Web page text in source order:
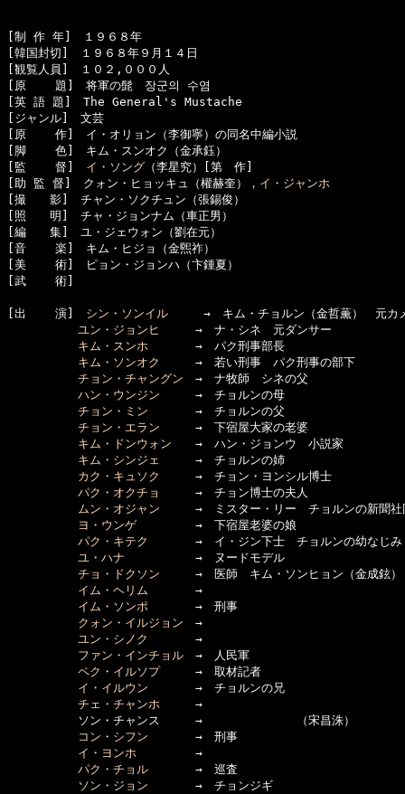
[制 作 年]　１９６８年
[韓国封切]　１９６８年９月１４日
[観覧人員]　１０２,０００人
[原    題]　将軍の髭　장군의 수염
[英 語 題]　The General's Mustache
[ジャンル]　文芸
[原    作]　イ・オリョン（李御寧）の同名中編小説
[脚    色]　キム・スンオク（金承鈺）
[監    督] イ・ソング （李星究）[第　作]
[助 監 督]　クォン・ヒョッキュ（權赫奎）， イ・ジャンホ
[撮　　影]　チャン・ソクチュン（張錫俊）
[照　　明]　チャ・ジョンナム（車正男）
[編　　集]　ユ・ジェウォン（劉在元）
[音    楽]　キム・ヒジョ（金煕祚）
[美    術]　ピョン・ジョンハ（卞鍾夏）
[武    術]
[出    演] シン・ソンイル →　キム・チョルン（金哲薫）　元カ
ユン・ジョンヒ
→　ナ・シネ　元ダンサー
キム・スンホ →　パク刑事部長
キム・ソンオク
→　若い刑事　パク刑事の部下
チョン・チャングン →　ナ牧師　シネの父
ハン・ウンジン →　チョルンの母
チョン・ミン →　チョルンの父
チョン・エラン →　下宿屋大家の老婆
キム・ドンウォン →　ハン・ジョンウ　小説家
キム・シンジェ →　チョルンの姉
カク・キュソク
→　チョン・ヨンシル博士
パク・オクチョ
→　チョン博士の夫人
ムン・オジャン →　ミスター・リー　チョルンの新聞社
ヨ・ウンゲ →　下宿屋老婆の娘
パク・キテク
→　イ・ジン下士　チョルンの幼なじみ
ユ・ハナ →　ヌードモデル
チョ・ドクソン →　医師　キム・ソンヒョン（金成鉉）
イム・ヘリム →
イム・ソンポ →　刑事
クォン・イルジョン →
ユン・シノク
→
ファン・インチョル →　人民軍
ペク・イルソプ →　取材記者
イ・イルウン →　チョルンの兄
チェ・チャンホ →
ソン・チャンス　　　→　　　　　　　　（宋昌洙）
コン・シフン →　刑事
イ・ヨンホ →
パク・チョル →　巡査
ソン・ジョン →　チョンジギ